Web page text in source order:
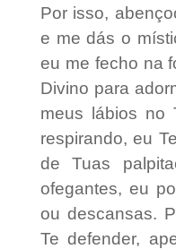
Por isso,
e me dás o
eu me fecho na
Divino para
meus lábios no
respirando, eu
de Tuas
ofegantes, eu
ou descansas.
Te defender,